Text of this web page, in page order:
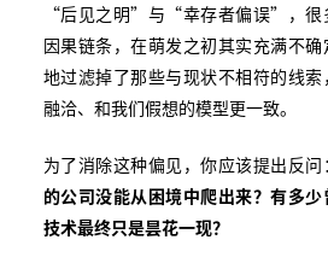
“后见之明”与“幸存者偏误”，很
因果链条，在萌发之初其实充满不
地过滤掉了那些与现状不相符的线
融洽、和我们假想的模型更一致。
为了消除这种偏见，你应该提出反问
的公司没能从困境中爬出来？有多
技术最终只是昙花一现？